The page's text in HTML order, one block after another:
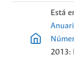
Está
2013: